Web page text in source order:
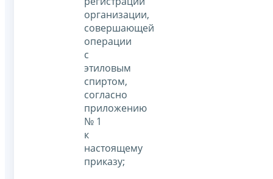
организации,
совершающей
операции
с
этиловым
спиртом,
согласно
приложению
№ 1
к
настоящему
приказу;